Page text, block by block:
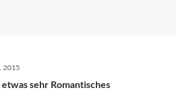
2015
sehr Romantisches